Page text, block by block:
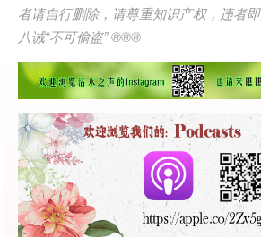
者请自行删除，请尊重知识产权，违者
八诫“不可偷盗” ®®®